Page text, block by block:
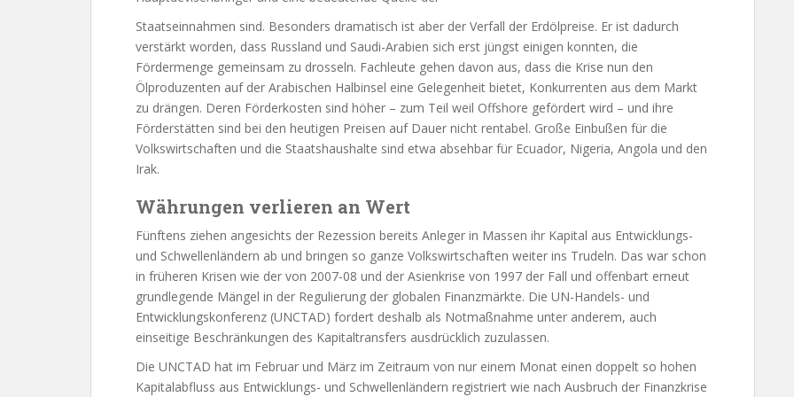
Staatseinnahmen sind. Besonders dramatisch ist aber der Verfall der Erdölpreise. Er ist dadurch
verstärkt worden, dass Russland und Saudi-Arabien sich erst jüngst einigen konnten, die
Fördermenge gemeinsam zu drosseln. Fachleute gehen davon aus, dass die Krise nun den
Ölproduzenten auf der Arabischen Halbinsel eine Gelegenheit bietet, Konkurrenten aus dem Markt
zu drängen. Deren Förderkosten sind höher – zum Teil weil Offshore gefördert wird – und ihre
Förderstätten sind bei den heutigen Preisen auf Dauer nicht rentabel. Große Einbußen für die
Volkswirtschaften und die Staatshaushalte sind etwa absehbar für Ecuador, Nigeria, Angola und den
Irak.
Währungen verlieren an Wert
Fünftens ziehen angesichts der Rezession bereits Anleger in Massen ihr Kapital aus Entwicklungs-
und Schwellenländern ab und bringen so ganze Volkswirtschaften weiter ins Trudeln. Das war schon
in früheren Krisen wie der von 2007-08 und der Asienkrise von 1997 der Fall und offenbart erneut
grundlegende Mängel in der Regulierung der globalen Finanzmärkte. Die UN-Handels- und
Entwicklungskonferenz (UNCTAD) fordert deshalb als Notmaßnahme unter anderem, auch
einseitige Beschränkungen des Kapitaltransfers ausdrücklich zuzulassen.
Die UNCTAD hat im Februar und März im Zeitraum von nur einem Monat einen doppelt so hohen
Kapitalabfluss aus Entwicklungs- und Schwellenländern registriert wie nach Ausbruch der Finanzkrise